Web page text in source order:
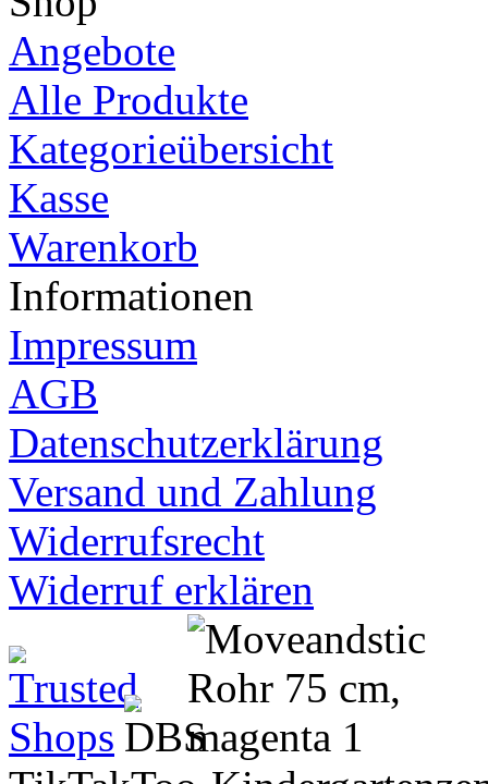
Angebote
Alle Produkte
Kategorieübersicht
Kasse
Warenkorb
Informationen
Impressum
AGB
Datenschutzerklärung
Versand und Zahlung
Widerrufsrecht
Widerruf erklären